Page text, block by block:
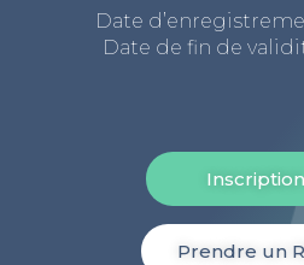
Date
Date de fin de
Inscription
Prendre un